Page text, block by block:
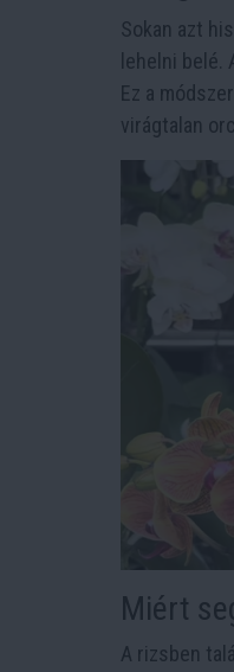
Sokan azt
lehelni belé.
Ez a
virágtalan
Miért
A rizsben